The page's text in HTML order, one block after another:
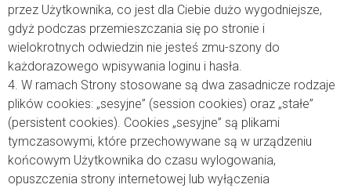
przez Użytkownika, co jest dla Ciebie dużo wygodniejsze,
gdyż podczas przemieszczania się po stronie i
wielokrotnych odwiedzin nie jesteś zmu-szony do
każdorazowego wpisywania loginu i hasła.
4. W ramach Strony stosowane są dwa zasadnicze rodzaje
plików cookies: „sesyjne” (session cookies) oraz „stałe”
(persistent cookies). Cookies „sesyjne” są plikami
tymczasowymi, które przechowywane są w urządzeniu
końcowym Użytkownika do czasu wylogowania,
opuszczenia strony internetowej lub wyłączenia